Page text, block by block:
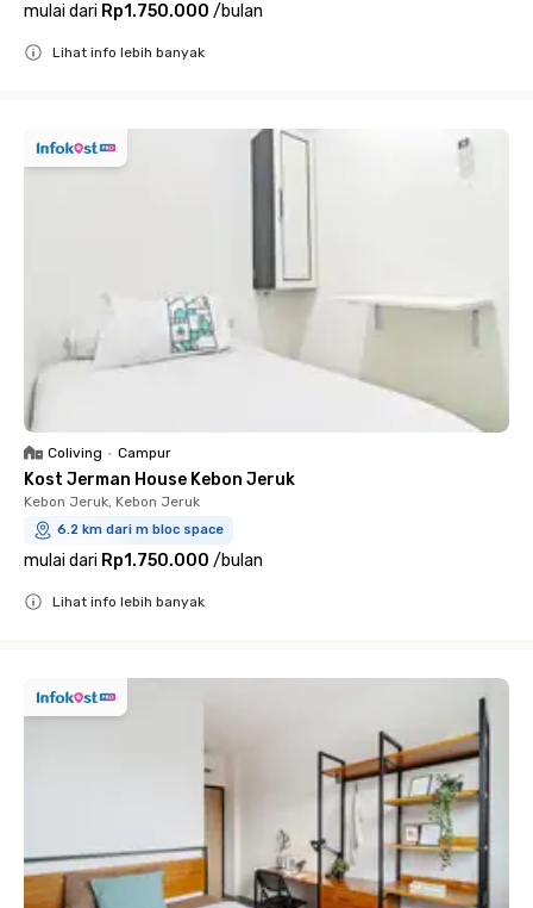
mulai dari Rp1.750.000 /bulan
Lihat info lebih banyak
Coliving • Campur
Kost Jerman House Kebon Jeruk
Kebon Jeruk, Kebon Jeruk
6.2 km dari m bloc space
mulai dari Rp1.750.000 /bulan
Lihat info lebih banyak